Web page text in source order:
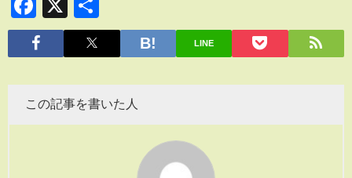
Facebook
X
有
LINE
この記事を書いた人